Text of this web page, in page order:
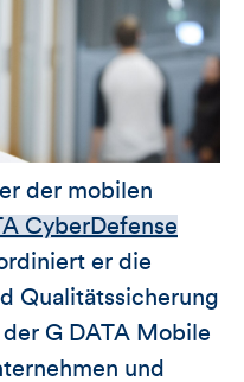
der mobilen
CyberDefense
er die
Qualitätssicherung
G DATA Mobile
und